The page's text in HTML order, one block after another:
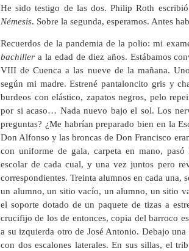
He sido testigo de las dos. Philip Roth
Némesis. Sobre la segunda, esperamos. Antes
Recuerdos de la pandemia de la polio: mi
bachiller a la edad de diez años. Estábamos
VIII de Cuenca a las nueve de la mañana.
según mi madre. Estrené pantaloncito gris y
burdeos con elástico, zapatos negros, pelo
por si acaso… Nada nuevo bajo el sol. Los
preguntas? ¿Me habrían preparado bien en la
Don Alfonso y las broncas de Don Francisco
con uniforme de gala, carpeta en mano,
escolar de cada cual, y una vez juntos pero
correspondientes. Treinta alumnos en cada una,
un alumno, un sitio vacío, un alumno, un sitio
el soporte dotado de un paquete de tizas a
crucifijo de los de entonces, copia del barroco
a su izquierda otro de José Antonio. Debajo
con dos escalones laterales. En sus sillas, el